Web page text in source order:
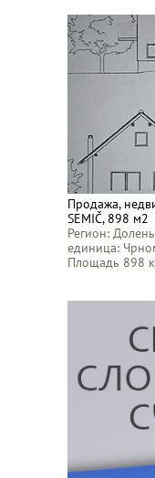
Продажа,
SEMIČ, 898 м2
Регион:
единица:
Площадь 898